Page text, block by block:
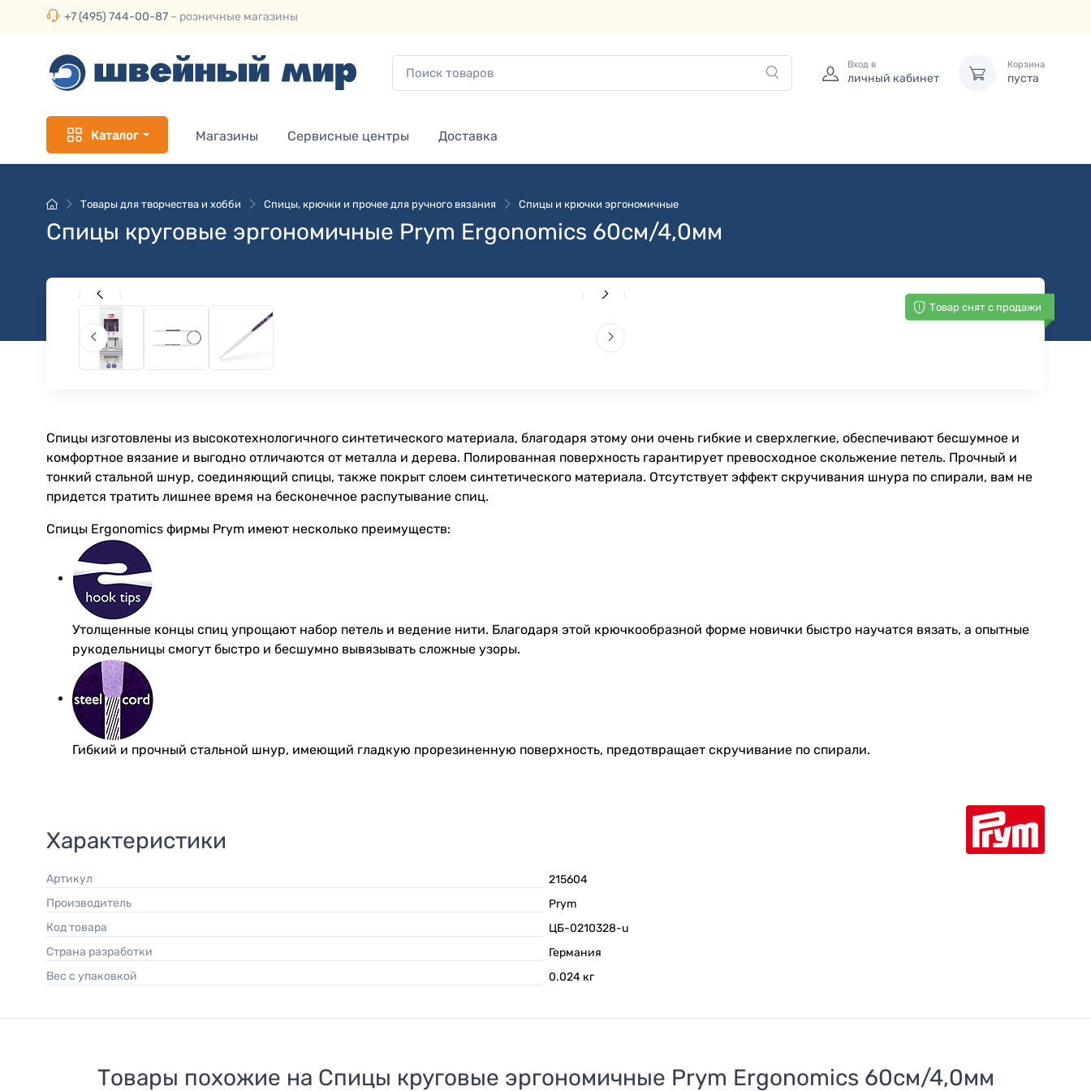
+7 (495) 744-00-87 – розничные магазины
Вход в
личный кабинет
Корзина
пуста
Каталог Магазины Сервисные центры Доставка
Товары для творчества и хобби Спицы, крючки и прочее для ручного вязания Спицы и крючки эргономичные
Спицы круговые эргономичные Prym Ergonomics 60см/4,0мм
Товар снят с продажи
Спицы изготовлены из высокотехнологичного синтетического материала, благодаря этому они очень гибкие и сверхлегкие, обеспечивают бесшумное и
комфортное вязание и выгодно отличаются от металла и дерева. Полированная поверхность гарантирует превосходное скольжение петель. Прочный и
тонкий стальной шнур, соединяющий спицы, также покрыт слоем синтетического материала. Отсутствует эффект скручивания шнура по спирали, вам не
придется тратить лишнее время на бесконечное распутывание спиц.
Спицы Ergonomics фирмы Prym имеют несколько преимуществ:
Утолщенные концы спиц упрощают набор петель и ведение нити. Благодаря этой крючкообразной форме новички быстро научатся вязать, а опытные
рукодельницы смогут быстро и бесшумно вывязывать сложные узоры.
Гибкий и прочный стальной шнур, имеющий гладкую прорезиненную поверхность, предотвращает скручивание по спирали.
Характеристики
Артикул
215604
Производитель
Prym
Код товара
ЦБ-0210328-u
Страна разработки
Германия
Вес с упаковкой
0.024 кг
Товары похожие на Спицы круговые эргономичные Prym Ergonomics 60см/4,0мм